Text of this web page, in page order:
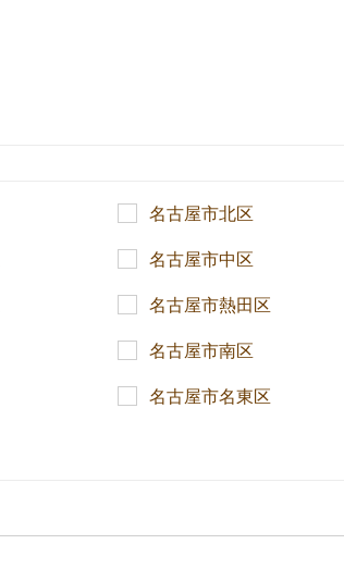
名古屋市北区
名古屋市中区
名古屋市熱田区
名古屋市南区
名古屋市名東区